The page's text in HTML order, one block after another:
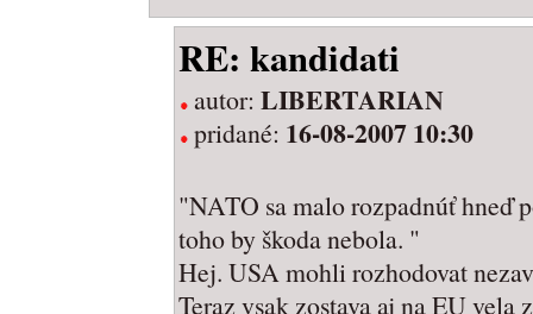
RE: kandidati
autor: LIBERTARIAN
pridané: 16-08-2007 10:30
"NATO sa malo rozpadnúť hneď
toho by škoda nebola. "
Hej. USA mohli rozhodovat
Teraz vsak zostava aj na EU vela